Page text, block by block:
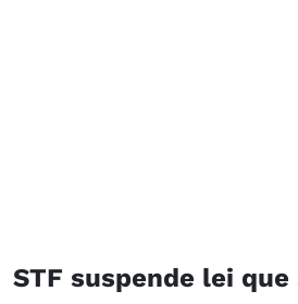
STF suspende lei